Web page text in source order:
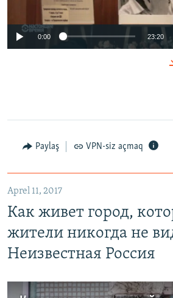
0:00 23:20
Paylaş VPN-siz açmaq
Aprel 11, 2017
Как живет город,
жители никогда не
Неизвестная Россия